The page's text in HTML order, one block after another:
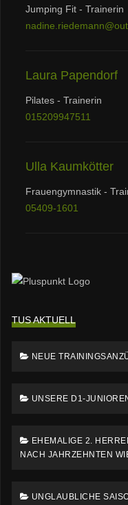
Jumping Fit - Trainerin
Laura Papendorf
Pilates - Trainerin
015209947511
Ulla Kaumkötter
Frauengymnastik -
05409-1601
TUS AKTUELL
NEUE
UNSERE D1-
EHEMALIGE 2.
NACH JAHRZEHNTEN
UNGLAUBLICHE